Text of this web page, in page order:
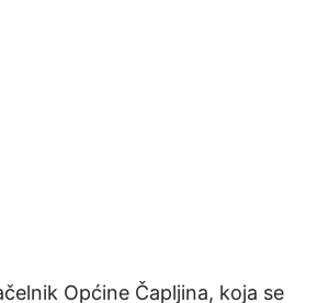
Općine Čapljina, koja se